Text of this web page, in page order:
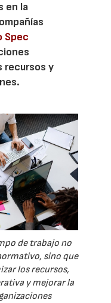
en la
Spec
recursos y
de trabajo no
sino que
los recursos,
y mejorar la